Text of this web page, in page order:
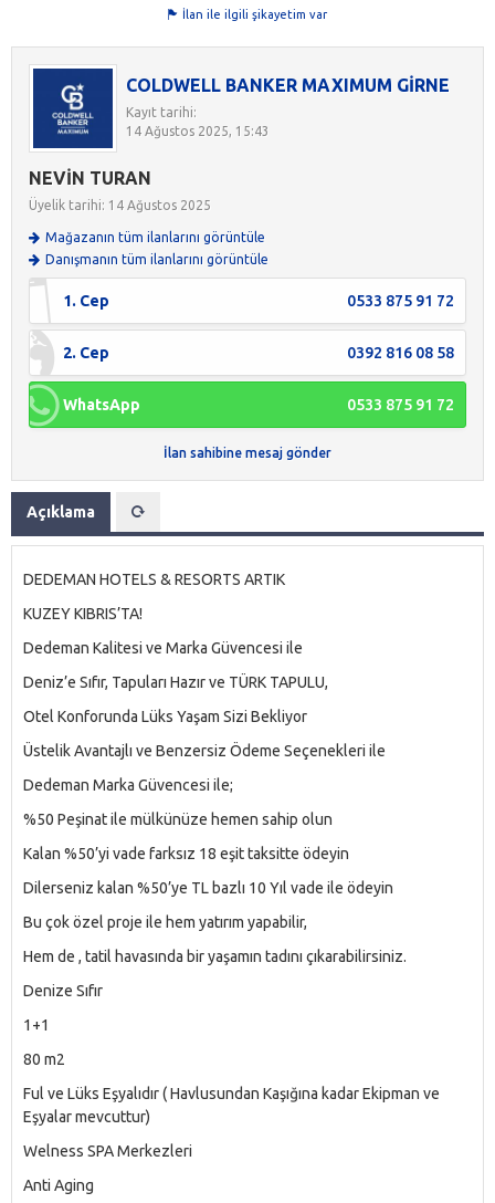
İlan ile ilgili şikayetim var
COLDWELL BANKER MAXIMUM GİRNE
Kayıt tarihi:
14 Ağustos 2025, 15:43
NEVİN TURAN
Üyelik tarihi: 14 Ağustos 2025
Mağazanın tüm ilanlarını görüntüle
Danışmanın tüm ilanlarını görüntüle
1. Cep 0533 875 91 72
2. Cep 0392 816 08 58
WhatsApp 0533 875 91 72
İlan sahibine mesaj gönder
Açıklama
DEDEMAN HOTELS & RESORTS ARTIK
KUZEY KIBRIS’TA!
Dedeman Kalitesi ve Marka Güvencesi ile
Deniz’e Sıfır, Tapuları Hazır ve TÜRK TAPULU,
Otel Konforunda Lüks Yaşam Sizi Bekliyor
Üstelik Avantajlı ve Benzersiz Ödeme Seçenekleri ile
Dedeman Marka Güvencesi ile;
%50 Peşinat ile mülkünüze hemen sahip olun
Kalan %50’yi vade farksız 18 eşit taksitte ödeyin
Dilerseniz kalan %50’ye TL bazlı 10 Yıl vade ile ödeyin
Bu çok özel proje ile hem yatırım yapabilir,
Hem de , tatil havasında bir yaşamın tadını çıkarabilirsiniz.
Denize Sıfır
1+1
80 m2
Ful ve Lüks Eşyalıdır ( Havlusundan Kaşığına kadar Ekipman ve
Eşyalar mevcuttur)
Welness SPA Merkezleri
Anti Aging